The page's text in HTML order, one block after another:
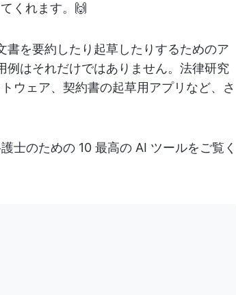
くれます。🙌
書を要約したり起草したりするためのア
はそれだけではありません。法律研究
ウェア、契約書の起草用アプリなど、さ
士のための 10 最高の AI ツールをご覧く